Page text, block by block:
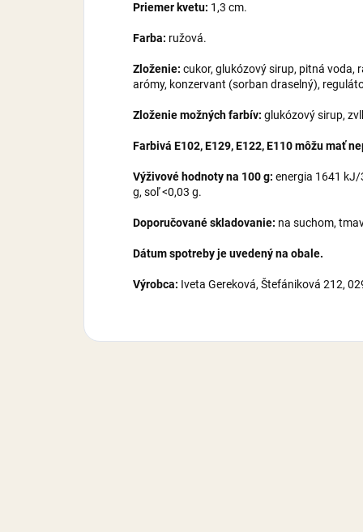
Priemer kvetu: 1,3 cm.
Farba: ružová.
Zloženie: cukor, glukózový sirup, pitná voda,
arómy, konzervant (sorban draselný),
Zloženie možných farbív: glukózový sirup,
Farbivá E102, E129, E122, E110 môžu mať
Výživové hodnoty na 100 g: energia 1641 kJ/
g, soľ <0,03 g.
Doporučované skladovanie: na suchom,
Dátum spotreby je uvedený na obale.
Výrobca: Iveta Gereková, Štefániková 212,